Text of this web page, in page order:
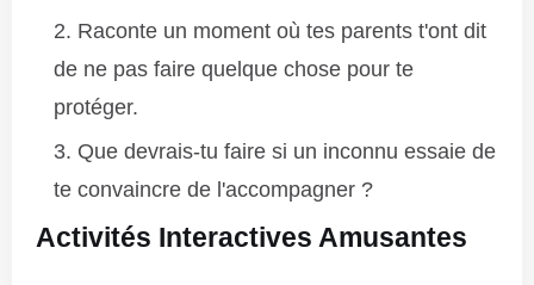
Raconte un moment où tes parents t'ont dit
de ne pas faire quelque chose pour te
protéger.
Que devrais-tu faire si un inconnu essaie de
te convaincre de l'accompagner ?
Activités Interactives Amusantes